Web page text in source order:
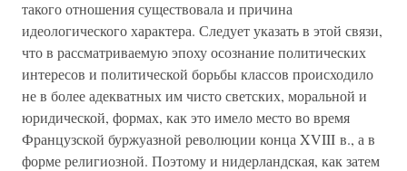
такого отношения существовала и причина
идеологического характера. Следует указать в этой связи,
что в рассматриваемую эпоху осознание политических
интересов и политической борьбы классов происходило
не в более адекватных им чисто светских, моральной и
юридической, формах, как это имело место во время
Французской буржуазной революции конца XVIII в., а в
форме религиозной. Поэтому и нидерландская, как затем